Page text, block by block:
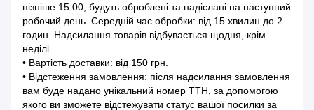
пізніше 15:00, будуть оброблені та надіслані на наступний
робочий день. Середній час обробки: від 15 хвилин до 2
годин. Надсилання товарів відбувається щодня, крім
неділі.
• Вартість доставки: від 150 грн.
• Відстеження замовлення: після надсилання замовлення
вам буде надано унікальний номер ТТН, за допомогою
якого ви зможете відстежувати статус вашої посилки за